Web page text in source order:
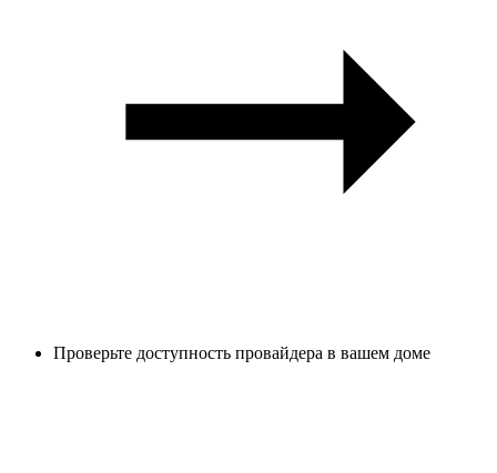
Проверьте доступность провайдера в вашем доме